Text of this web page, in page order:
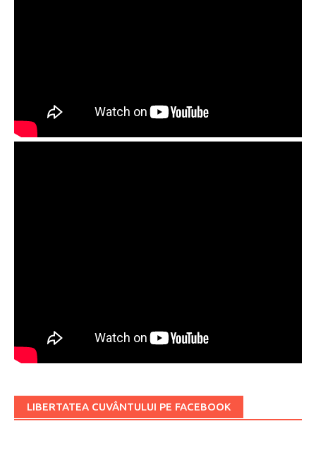
LIBERTATEA CUVÂNTULUI PE FACEBOOK